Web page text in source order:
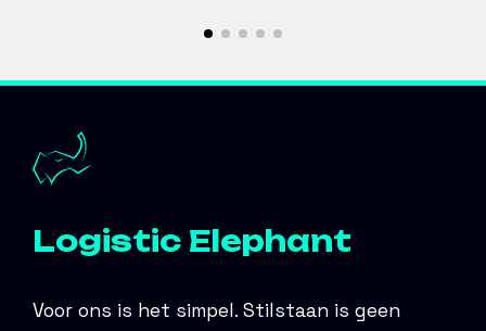
Logistic Elephant
Voor ons is het simpel. Stilstaan is geen